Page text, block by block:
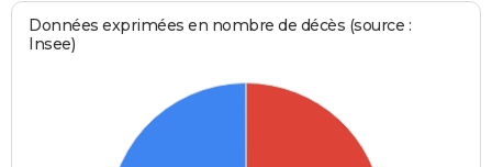
Données exprimées en nombre de décès (source :
Insee)